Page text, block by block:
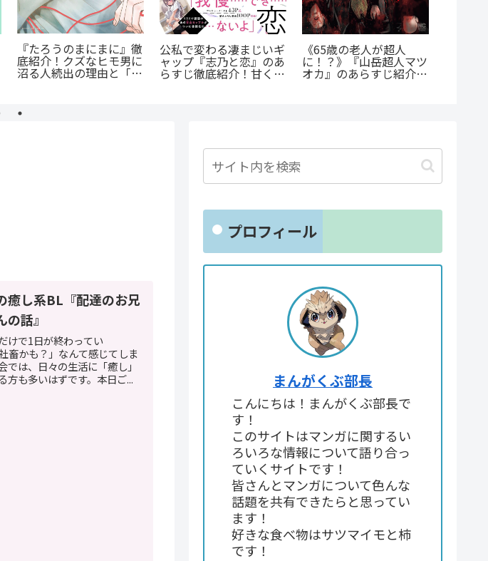
『たろうのまにまに』徹
底紹介！クズなヒモ男に
沼る人続出の理由と「ま
にまに」の意味とは？
公私で変わる凄まじいギ
ャップ『志乃と恋』のあ
らすじ徹底紹介！甘くて
《65歳の老人が超人
に！？》『山岳超人マツ
オカ』のあらすじ紹介：
癒し系BL『配達のお兄
話』
けで1日が終わってい
かも？」なんて感じてしま
は、日々の生活に「癒し」
方も多いはずです。本日ご...
プロフィール
まんがくぶ部長
こんにちは！まんがくぶ部長で
す！
このサイトはマンガに関するい
ろいろな情報について語り合っ
ていくサイトです！
皆さんとマンガについて色んな
話題を共有できたらと思ってい
ます！
好きな食べ物はサツマイモと柿
です！